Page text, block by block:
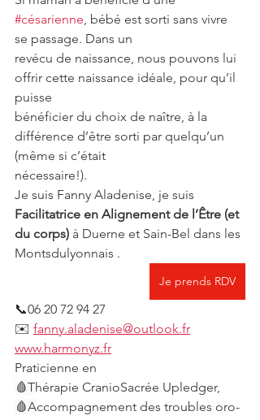
#césarienne, bébé est sorti sans vivre
se passage. Dans un
revécu de naissance, nous pouvons lui
offrir cette naissance idéale, pour qu’il
puisse
bénéficier du choix de naître, à la
différence d’être sorti par quelqu’un
(même si c’était
nécessaire!).
Je suis Fanny Aladenise, je suis
Facilitatrice en Alignement de l’Être (et
du corps) à Duerne et Sain-Bel dans les
Montsdulyonnais .
Je prends RDV
📞06 20 72 94 27
✉️ fanny.aladenise@outlook.fr
www.harmonyz.fr
Praticienne en
🩸Thérapie CranioSacrée Upledger,
🩸Accompagnement des troubles oro-